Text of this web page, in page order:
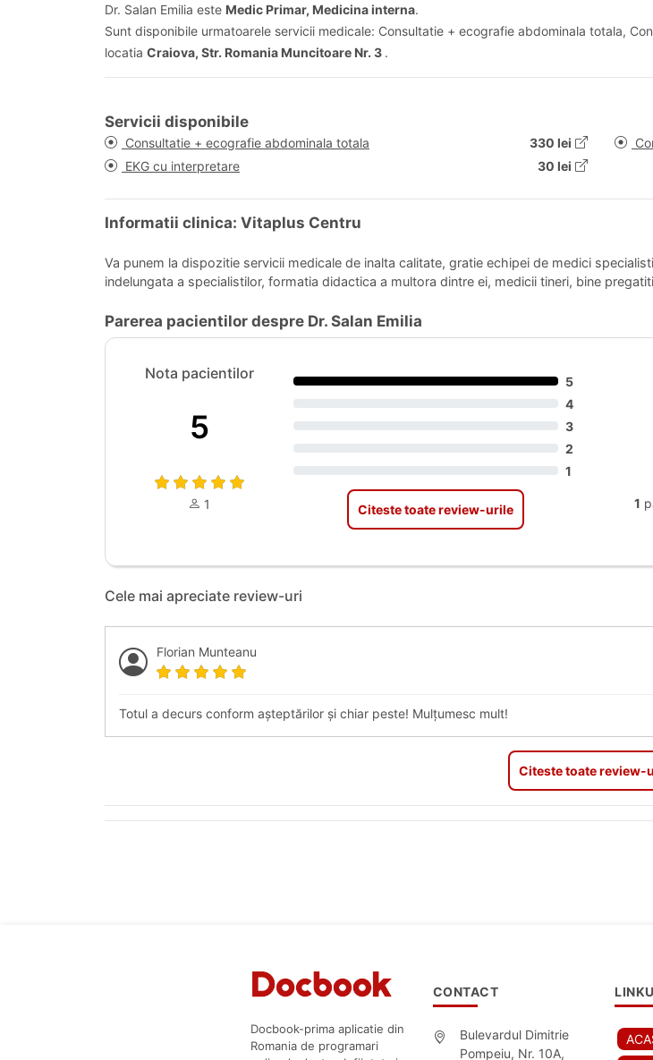
Dr. Salan Emilia este Medic Primar, Medicina interna.
Sunt disponibile urmatoarele servicii medicale: Consultatie + ecografie abdominala totala,
locatia Craiova, Str. Romania Muncitoare Nr. 3 .
Servicii disponibile
Consultatie + ecografie abdominala totala 330 lei
EKG cu interpretare
30 lei
Informatii clinica: Vitaplus Centru
Va punem la dispozitie servicii medicale de inalta calitate, gratie echipei de medici
indelungata a specialistilor, formatia didactica a multora dintre ei, medicii tineri, bine
Parerea pacientilor despre Dr. Salan Emilia
Nota pacientilor
5
1
5
4
3
2
1
Citeste toate review-urile 1
Cele mai apreciate review-uri
Florian Munteanu
Totul a decurs conform așteptărilor și chiar peste! Mulțumesc mult!
Citeste toate review-
Docbook-prima aplicatie din
Romania de programari
CONTACT
Bulevardul Dimitrie
Pompeiu, Nr. 10A,